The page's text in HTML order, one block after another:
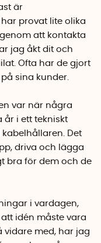
är
provat lite olika
att kontakta
jag åkt dit och
Ofta har de gjort
sina kunder.
var när några
år i ett tekniskt
Det
driva och lägga
bra för dem och de
i vardagen,
idén måste vara
vidare med, har jag